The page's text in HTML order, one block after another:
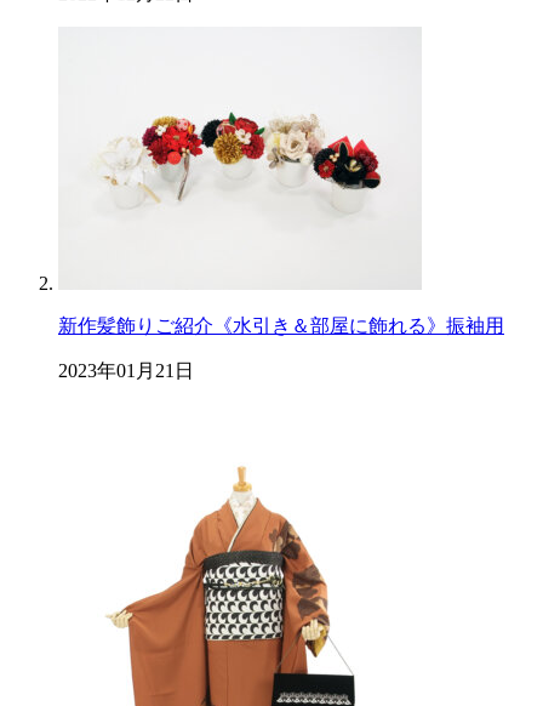
新作髪飾りご紹介《水引き＆部屋に飾れる》振袖用
2023年01月21日